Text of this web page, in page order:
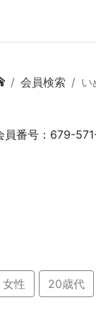
会員検索 い
員番号：679-
女性 20歳代